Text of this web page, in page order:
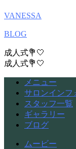
VANESSA
BLOG
成人式💐🤍
成人式💐🤍
メニュー
サロンインフ
スタッフ一覧
ギャラリー
ブログ
ムービー